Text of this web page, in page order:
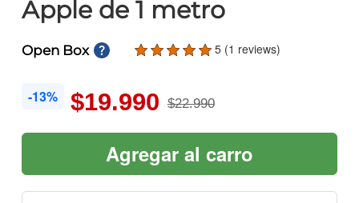
Apple de 1 metro
Open Box 5 (1 reviews)
-13% $19.990 $22.990
Agregar al carro